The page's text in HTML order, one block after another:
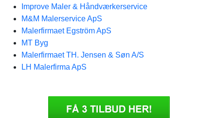
Improve Maler & Håndværkerservice
M&M Malerservice ApS
Malerfirmaet Egström ApS
MT Byg
Malerfirmaet TH. Jensen & Søn A/S
LH Malerfirma ApS